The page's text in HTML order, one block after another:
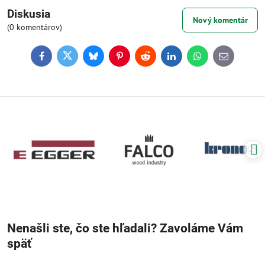
Diskusia
(0 komentárov)
Nový komentár
FacebookTwitterBlueskyPinterestReddit LinkedInWhatsApp
E-
mail
Nenašli ste, čo ste hľadali? Zavoláme Vám
späť